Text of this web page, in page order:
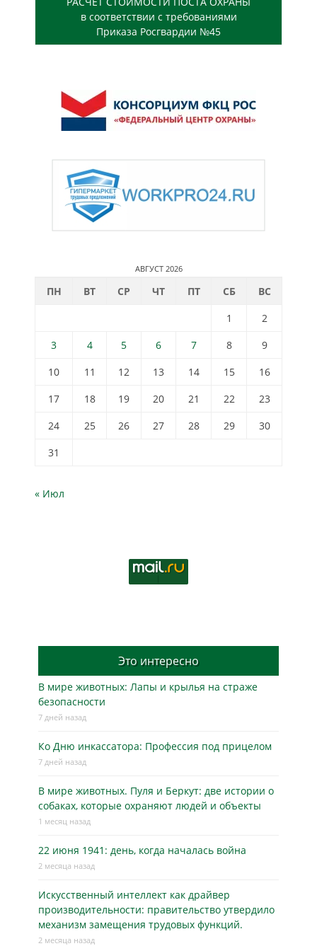
в соответствии с требованиями
Приказа Росгвардии №45
АВГУСТ 2026
ПН ВТ СР ЧТ ПТ СБ
ВС
1
2
3
4 5 6 7 8
9
10
11 12 13 14 15
16
17
18 19 20 21 22
23
24
25 26 27 28 29
30
31
« Июл
Это интересно
В мире животных: Лапы и крылья на страже
безопасности
7 дней назад
Ко Дню инкассатора: Профессия под прицелом
7 дней назад
В мире животных. Пуля и Беркут: две истории о
собаках, которые охраняют людей и объекты
1 месяц назад
22 июня 1941: день, когда началась война
2 месяца назад
Искусственный интеллект как драйвер
производительности: правительство утвердило
механизм замещения трудовых функций.
2 месяца назад